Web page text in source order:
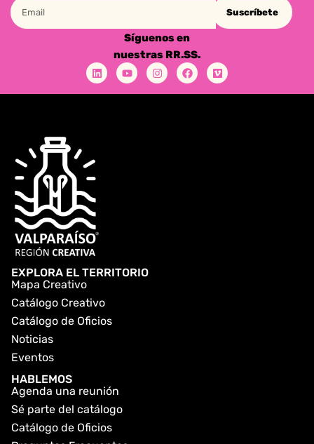
Suscríbete
Síguenos en
nuestras RR.SS.
EXPLORA EL TERRITORIO
Mapa Creativo
Catálogo Creativo
Catálogo de Oficios
Noticias
Eventos
HABLEMOS
Agenda una reunión
Sé parte del catálogo
Catálogo de Oficios